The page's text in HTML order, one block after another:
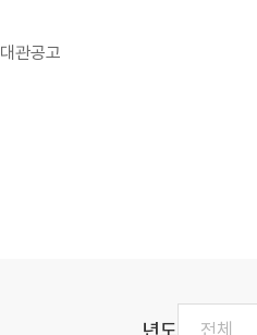
대관공고
년도